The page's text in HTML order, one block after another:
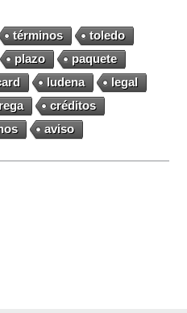
términos
toledo
plazo
paquete
ludena
legal
créditos
aviso